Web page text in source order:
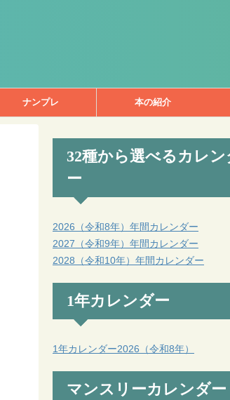
ナンプレ 本の紹介
32種から選べるカレン
ー
2026（令和8年）年間カレンダー
2027（令和9年）年間カレンダー
2028（令和10年）年間カレンダー
1年カレンダー
1年カレンダー2026（令和8年）
マンスリーカレンダー